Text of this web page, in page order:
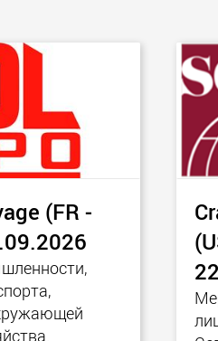
для лёгких
классов в
(FR -